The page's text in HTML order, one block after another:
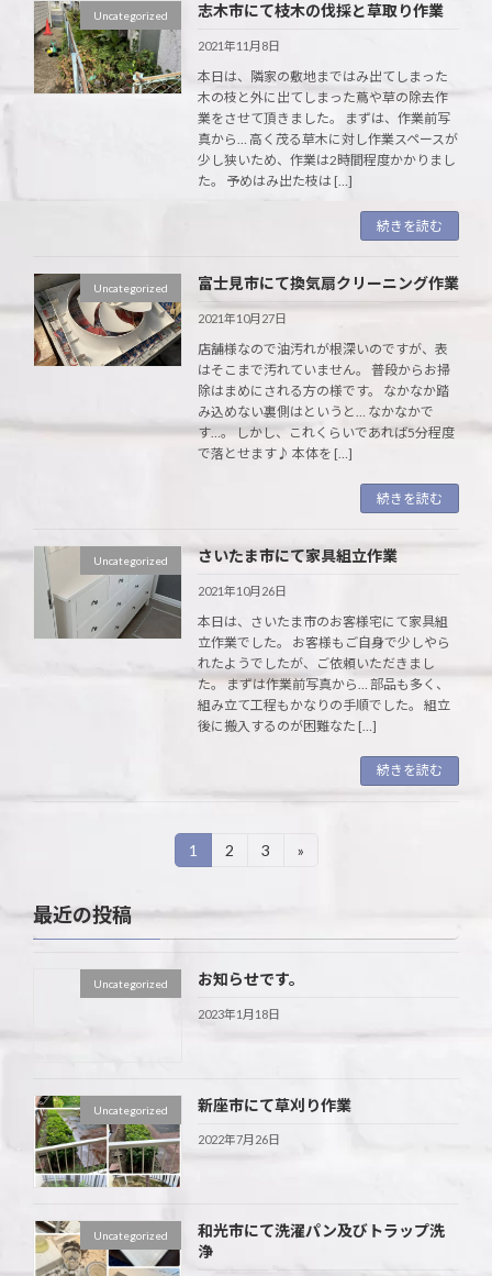
Uncategorized 志木市にて枝木の伐採と草取り作業
2021年11月8日
本日は、隣家の敷地まではみ出てしまった
木の枝と外に出てしまった蔦や草の除去作
業をさせて頂きました。 まずは、作業前写
真から… 高く茂る草木に対し作業スペースが
少し狭いため、作業は2時間程度かかりまし
た。 予めはみ出た枝は […]
続きを読む
Uncategorized 富士見市にて換気扇クリーニング作業
2021年10月27日
店舗様なので油汚れが根深いのですが、表
はそこまで汚れていません。 普段からお掃
除はまめにされる方の様です。 なかなか踏
み込めない裏側はというと… なかなかで
す…。 しかし、これくらいであれば5分程度
で落とせます♪ 本体を […]
続きを読む
Uncategorized さいたま市にて家具組立作業
2021年10月26日
本日は、さいたま市のお客様宅にて家具組
立作業でした。 お客様もご自身で少しやら
れたようでしたが、ご依頼いただきまし
た。 まずは作業前写真から… 部品も多く、
組み立て工程もかなりの手順でした。 組立
後に搬入するのが困難なた […]
続きを読む
の
り
固
定
ジ
1
固
ジ
2
固
ジ
3 »
最近の投稿
Uncategorized お知らせです。
2023年1月18日
Uncategorized 新座市にて草刈り作業
2022年7月26日
Uncategorized
和光市にて洗濯パン及びトラップ洗
浄